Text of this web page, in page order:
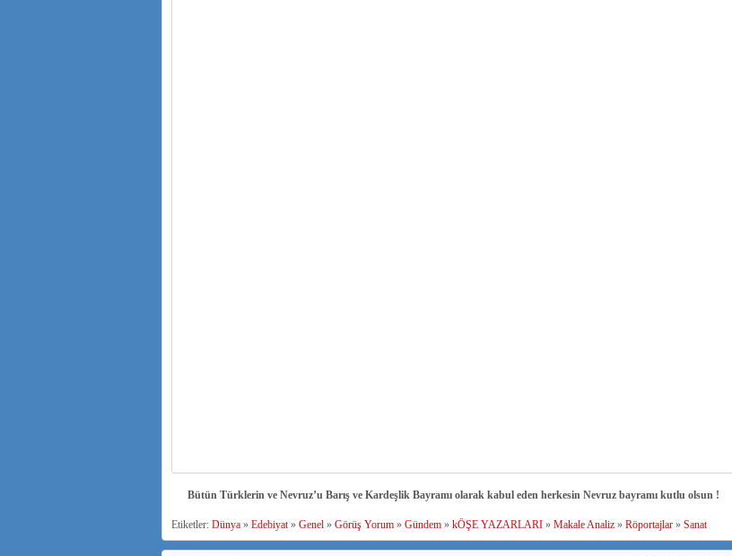
Bütün Türklerin ve Nevruz’u Barış ve Kardeşlik Bayramı olarak kabul eden herkesin Nevruz bayramı kutlu olsun !
Etiketler: Dünya» Edebiyat» Genel» Görüş Yorum» Gündem» kÖŞE YAZARLARI» Makale Analiz» Röportajlar» Sanat